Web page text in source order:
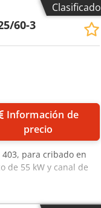
Clasificado
60-3
precio
403, para cribado en
de 55 kW y canal de